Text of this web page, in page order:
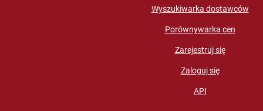
Wyszukiwarka dostawców
Porównywarka cen
Zarejestruj się
Zaloguj się
API